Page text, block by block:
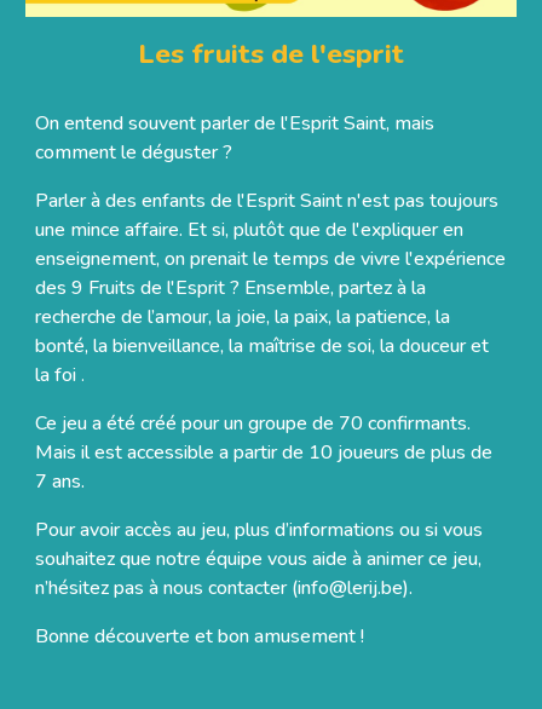
Les fruits de l'esprit
On entend souvent parler de l'Esprit Saint, mais
comment le déguster ?
Parler à des enfants de l'Esprit Saint n'est pas toujours
une mince affaire. Et si, plutôt que de l'expliquer en
enseignement, on prenait le temps de vivre l'expérience
des 9 Fruits de l'Esprit ? Ensemble, partez à la
recherche de l’amour, la joie, la paix, la patience, la
bonté, la bienveillance, la maîtrise de soi, la douceur et
la foi .
Ce jeu a été créé pour un groupe de 70 confirmants.
Mais il est accessible a partir de 10 joueurs de plus de
7 ans.
Pouravoir accès aujeu, plus d’informations ou si vous
souhaitez que notre équipe vous aide à animer ce jeu,
n’hésitez pas à nous contacter (info@lerij.be).
Bonne découverte et bon amusement !